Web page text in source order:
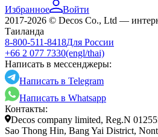
Избранное
Войти
2017-2026 © Decos Co., Ltd —
Таиланда
8-800-511-8418Для России
+66 2 077 7330(engl/thai)
Написать в мессенджеры:
Написать в Telegram
Написать в Whatsapp
Контакты:
Decos company limited, Reg.N
Sao Thong Hin, Bang Yai District,